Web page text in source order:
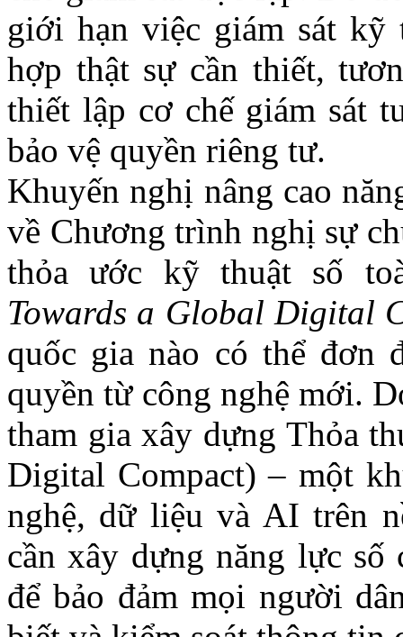
giới hạn việc giám sát kỹ
hợp thật sự cần thiết,
thiết lập cơ chế giám sát
bảo vệ quyền riêng tư.
Khuyến nghị nâng cao
về Chương trình nghị sự
thỏa ước kỹ thuật số
Towards a Global Digital
quốc gia nào có thể đơn
quyền từ công nghệ mới.
tham gia xây dựng Thỏa
Digital Compact) – một
nghệ, dữ liệu và AI trên
cần xây dựng năng lực số
để bảo đảm mọi người